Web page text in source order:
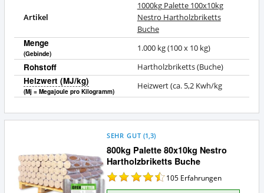
Artikel
1000kg Palette 100x10kg
Nestro Hartholzbriketts
Buche
Menge
(Gebinde)
1.000 kg (100 x 10 kg)
Rohstoff Hartholzbriketts (Buche)
Heizwert (MJ/kg)
(Mj = Megajoule pro Kilogramm)
Heizwert (ca. 5,2 Kwh/kg
800kg Palette 80x10kg Nestro
Hartholzbriketts Buche
SEHR GUT (1,3)
105 Erfahrungen